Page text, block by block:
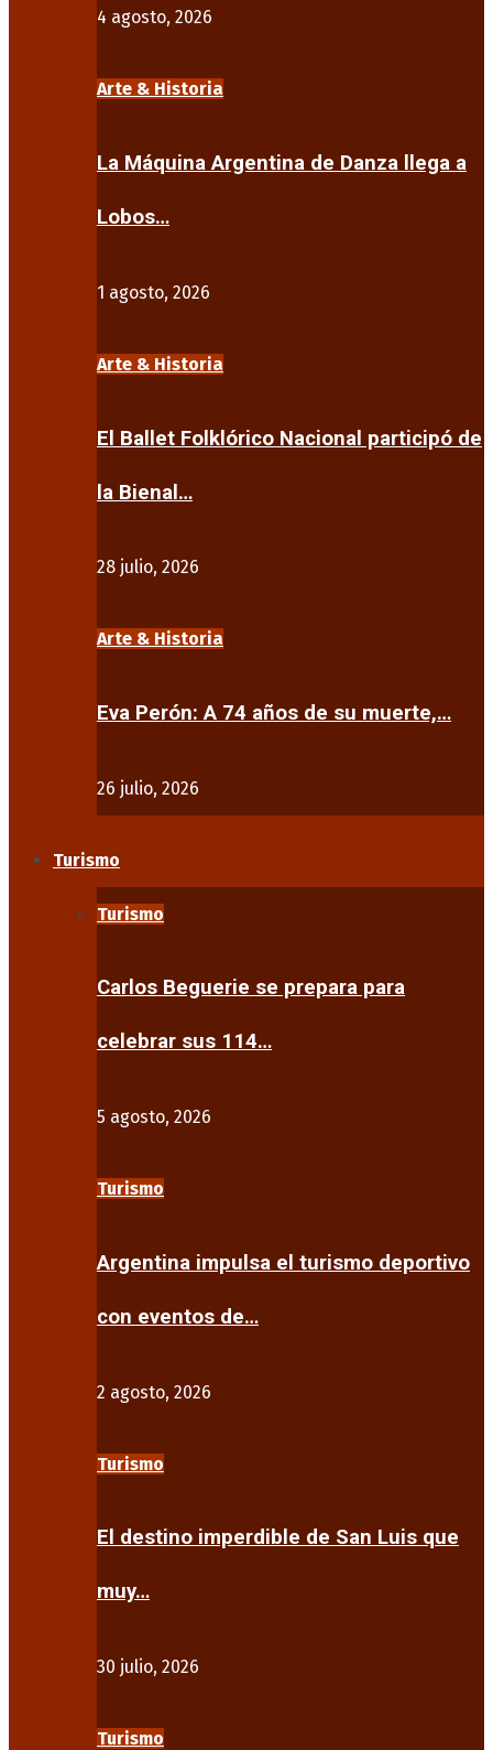
4 agosto, 2026
Arte & Historia
La Máquina Argentina de Danza llega a
Lobos…
1 agosto, 2026
Arte & Historia
El Ballet Folklórico Nacional participó de
la Bienal…
28 julio, 2026
Arte & Historia
Eva Perón: A 74 años de su muerte,…
26 julio, 2026
Turismo
Turismo
Carlos Beguerie se prepara para
celebrar sus 114…
5 agosto, 2026
Turismo
Argentina impulsa el turismo deportivo
con eventos de…
2 agosto, 2026
Turismo
El destino imperdible de San Luis que
muy…
30 julio, 2026
Turismo